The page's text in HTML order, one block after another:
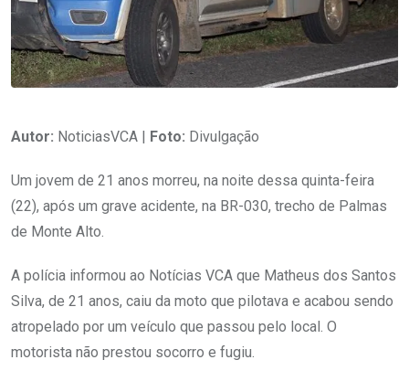
Autor: NoticiasVCA | Foto: Divulgação
Um jovem de 21 anos morreu, na noite dessa quinta-feira
(22), após um grave acidente, na BR-030, trecho de Palmas
de Monte Alto.
A polícia informou ao Notícias VCA que Matheus dos Santos
Silva, de 21 anos, caiu da moto que pilotava e acabou sendo
atropelado por um veículo que passou pelo local. O
motorista não prestou socorro e fugiu.